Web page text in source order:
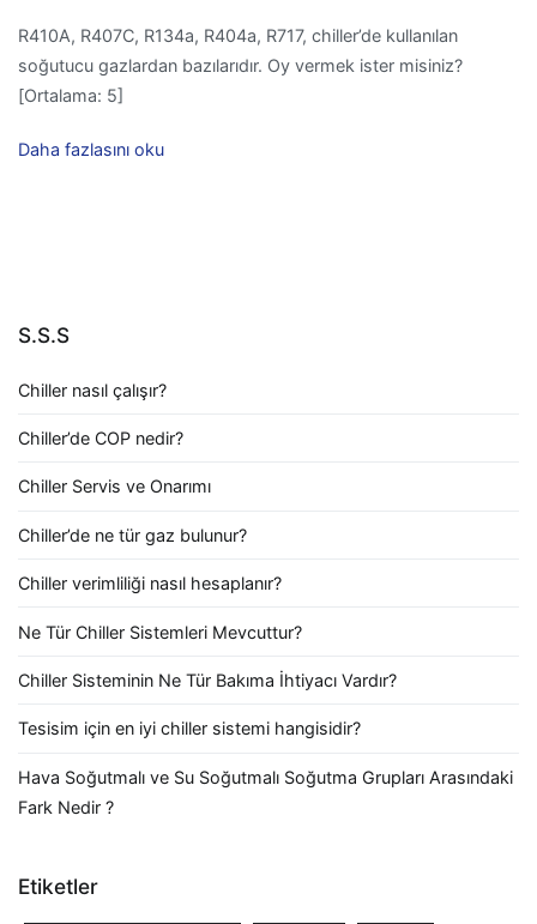
R410A, R407C, R134a, R404a, R717, chiller’de kullanılan
soğutucu gazlardan bazılarıdır. Oy vermek ister misiniz?
[Ortalama: 5]
Daha fazlasını oku
S.S.S
Chiller nasıl çalışır?
Chiller’de COP nedir?
Chiller Servis ve Onarımı
Chiller’de ne tür gaz bulunur?
Chiller verimliliği nasıl hesaplanır?
Ne Tür Chiller Sistemleri Mevcuttur?
Chiller Sisteminin Ne Tür Bakıma İhtiyacı Vardır?
Tesisim için en iyi chiller sistemi hangisidir?
Hava Soğutmalı ve Su Soğutmalı Soğutma Grupları Arasındaki
Fark Nedir ?
Etiketler